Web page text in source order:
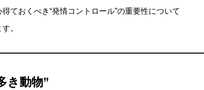
ておくべき“発情コントロール”の重要性について
。
き動物”